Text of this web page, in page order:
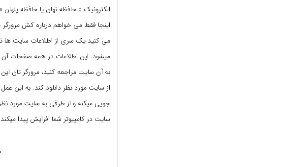
اینجا فقط می خواهم درباره کش
می کنید یک سری از اطلاعات سایت ها
میشود. این اطلاعات در همه صفحات
به آن سایت مراجعه کنید، مرورگر تان
جویی میکنه و از طرفی به سایت مورد
سایت در کامپیوتر شما افزایش پیدا